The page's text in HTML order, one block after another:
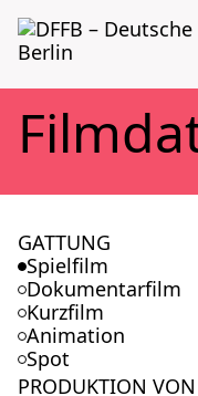
GATTUNG
Spielfilm
Dokumentarfilm
Kurzfilm
Animation
Spot
PRODUKTION VON